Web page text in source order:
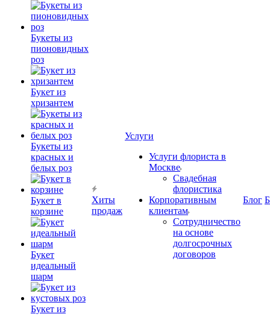
Букеты из
пионовидных
роз
Букет из
хризантем
Букеты из
красных и
белых роз
Букет в
корзине
Букет
идеальный
шарм
Букет из
Хиты
продаж
Услуги
Услуги флориста в
Москве
Свадебная
флористика
Корпоративным
клиентам
Сотрудничество
на основе
долгосрочных
договоров
Блог